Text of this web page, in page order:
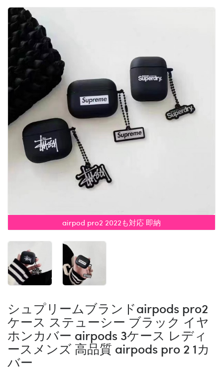
airpod pro2 2022も対応 即納
シュプリームブランドairpods pro2
ケース ステューシー ブラック イヤ
ホンカバー airpods 3ケース レディ
ースメンズ 高品質 airpods pro 2 1カ
バー